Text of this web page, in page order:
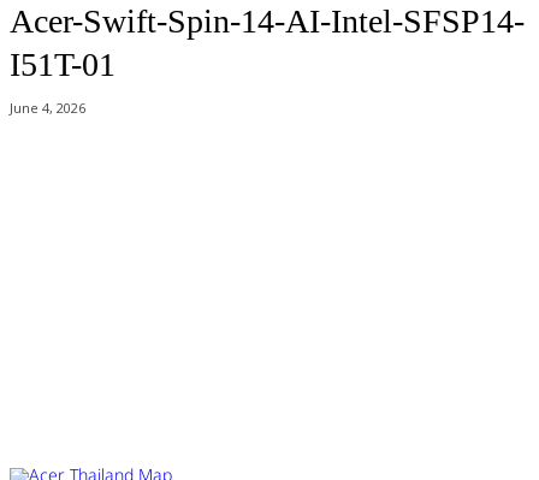
Acer-Swift-Spin-14-AI-Intel-SFSP14-
I51T-01
June 4, 2026